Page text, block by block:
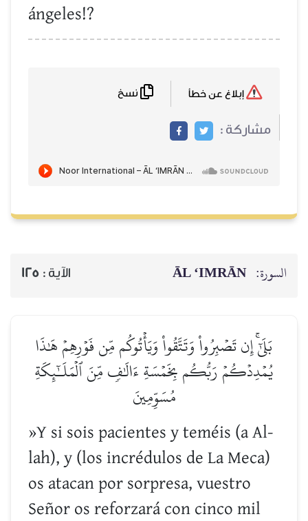
ángeles!?
مشاركة :
السورة: ĀL ‘IMRĀN الآية : 125
بَلَىٰٓۚ إِن تَصۡبِرُواْ وَتَتَّقُواْ وَيَأۡتُوكُم مِّن فَوۡرِهِمۡ هَٰذَا
يُمۡدِدۡكُمۡ رَبُّكُم بِخَمۡسَةِ ءَالَٰفٖ مِّنَ ٱلۡمَلَـٰٓئِكَةِ
مُسَوِّمِينَ
»Y si sois pacientes y teméis (a Al-
lah), y (los incrédulos de La Meca)
os atacan por sorpresa, vuestro
Señor os reforzará con cinco mil